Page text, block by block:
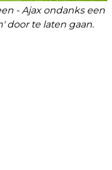
- Ajax ondanks een
door te laten gaan.